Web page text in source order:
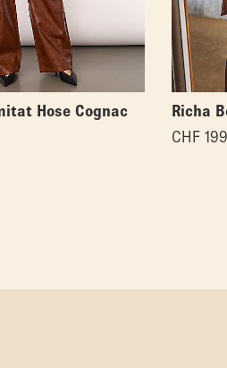
Hose Cognac
Richa
CHF